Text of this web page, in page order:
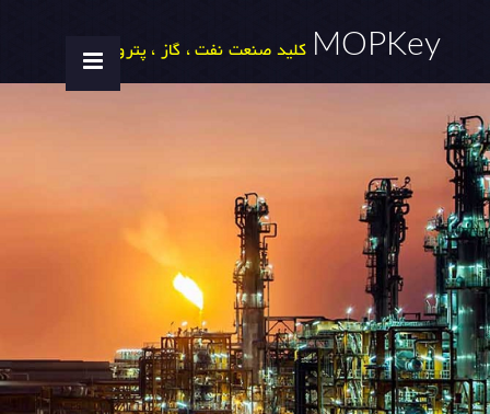
MOPKey کلید صنعت نفت ، گاز ، پتروشیمی